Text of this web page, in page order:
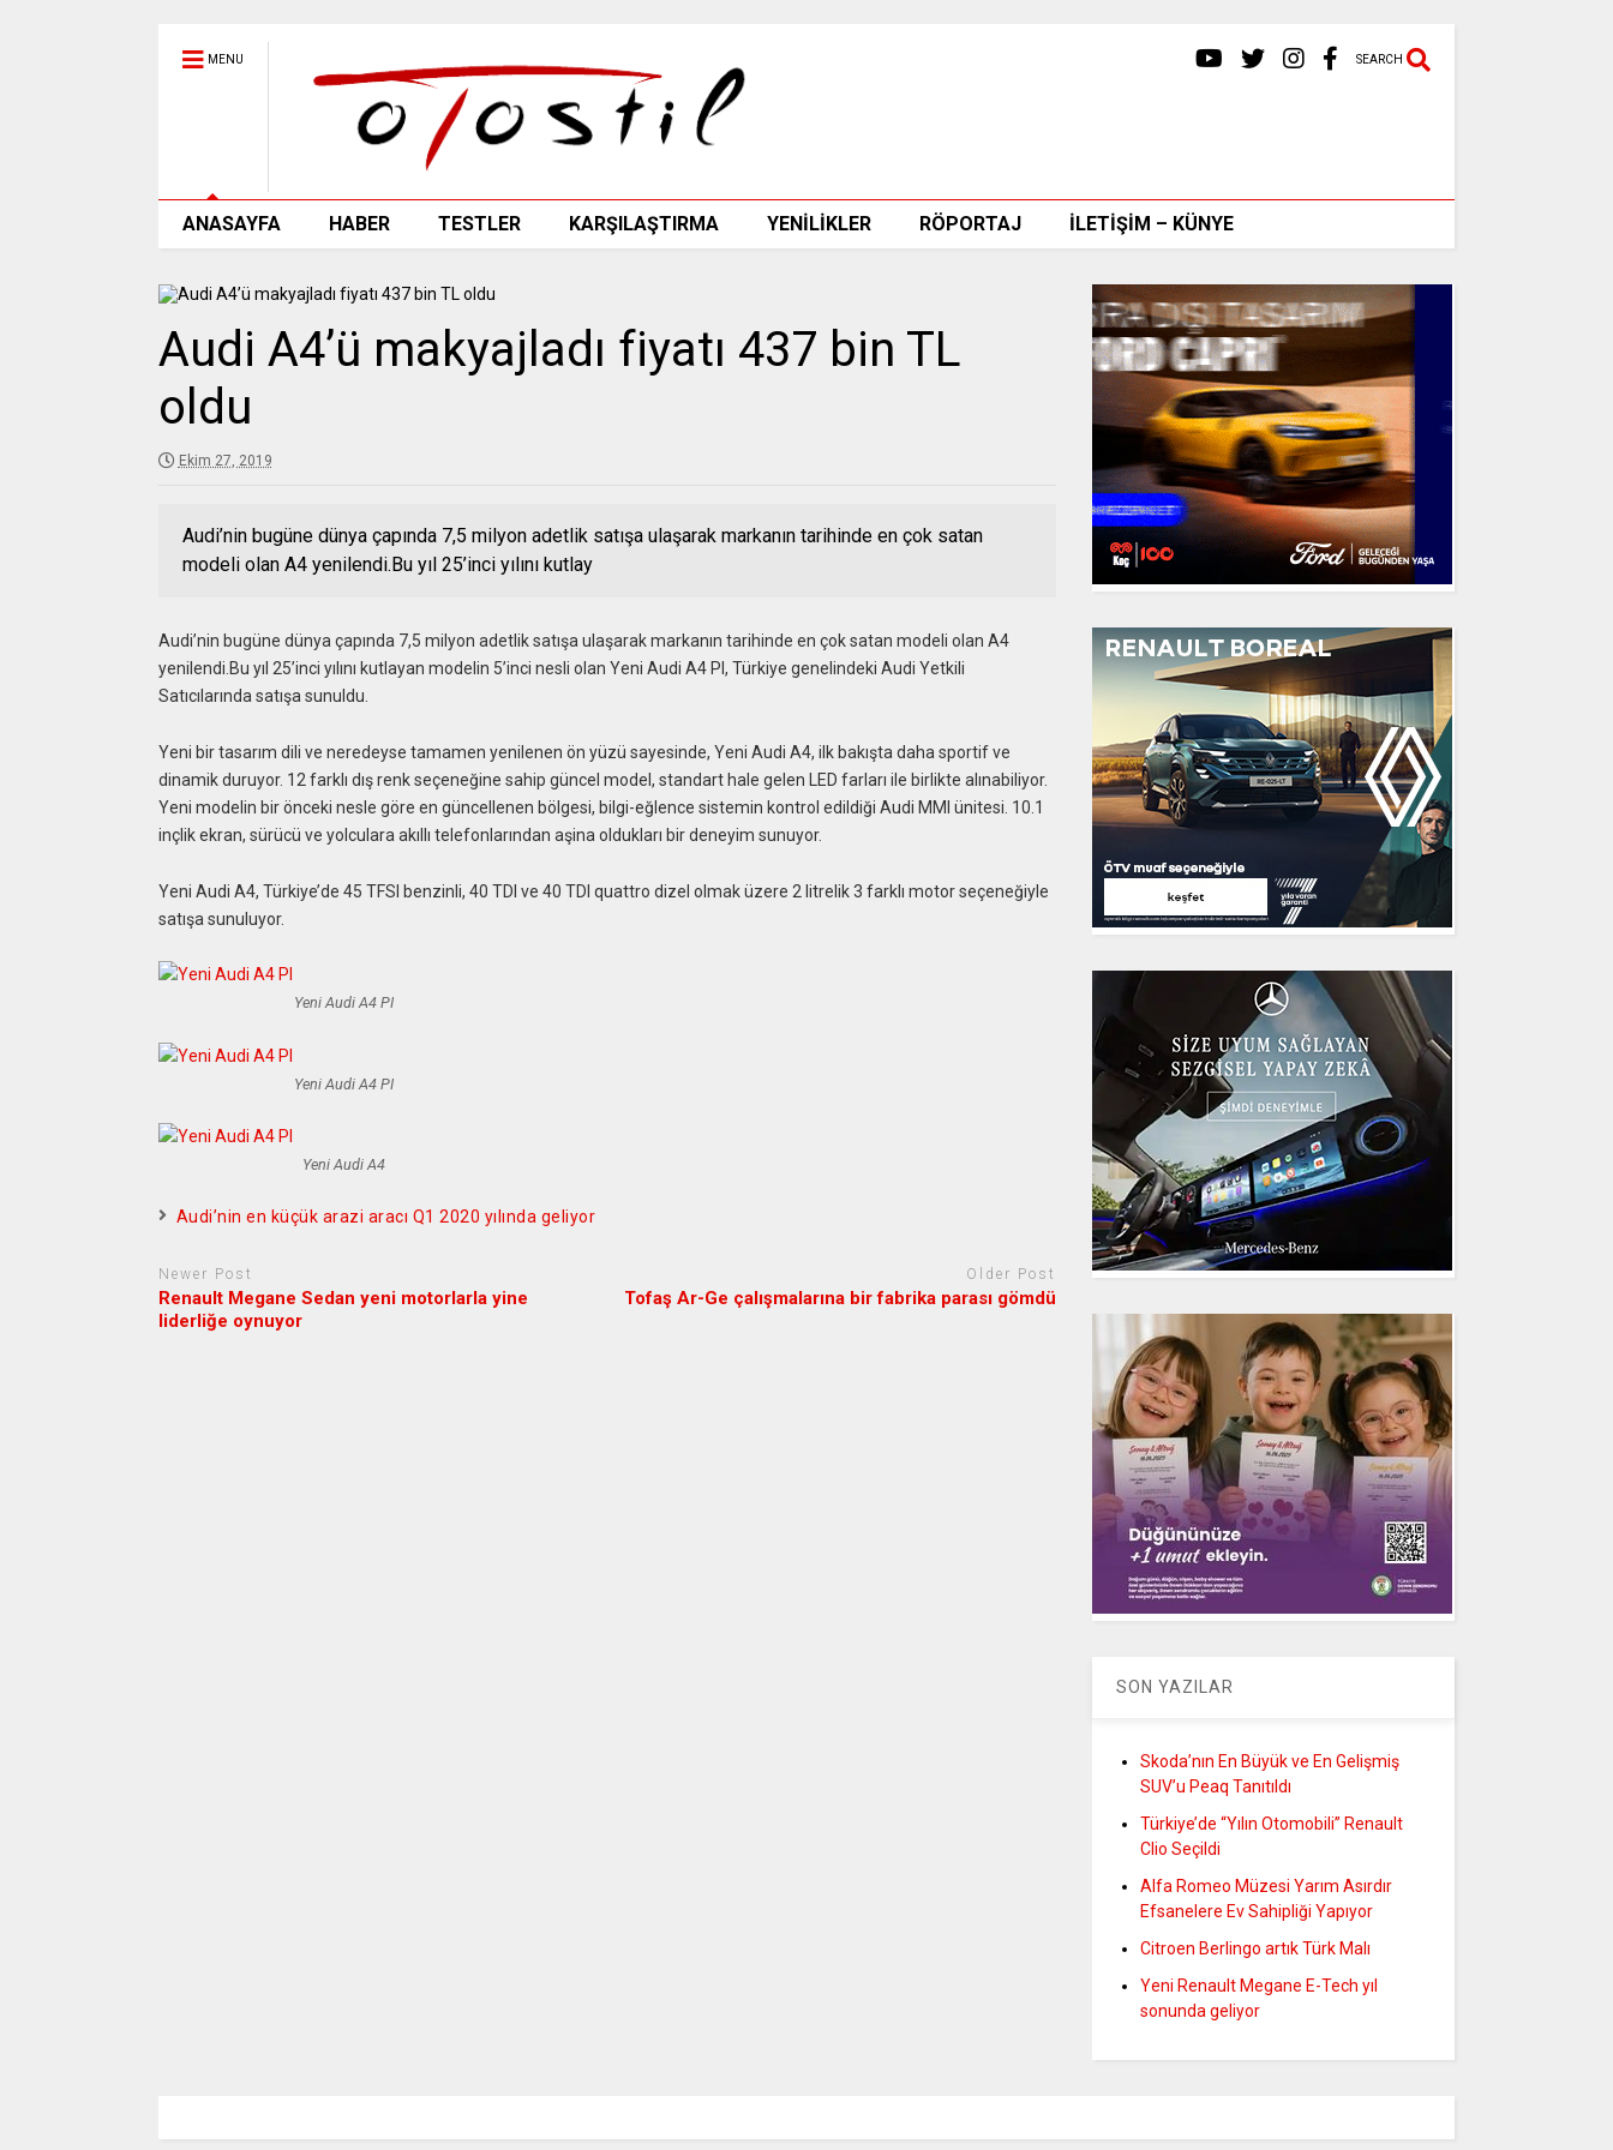
MENU SEARCH
ANASAYFA HABER TESTLER KARŞILAŞTIRMA YENİLİKLER RÖPORTAJ İLETİŞİM – KÜNYE
Audi A4’ü makyajladı fiyatı 437 bin TL
oldu
Ekim 27, 2019
Audi’nin bugüne dünya çapında 7,5 milyon adetlik satışa ulaşarak markanın tarihinde en çok satan
modeli olan A4 yenilendi.Bu yıl 25’inci yılını kutlay
Audi’nin bugüne dünya çapında 7,5 milyon adetlik satışa ulaşarak markanın tarihinde en çok satan modeli olan A4
yenilendi.Bu yıl 25’inci yılını kutlayan modelin 5’inci nesli olan Yeni Audi A4 PI, Türkiye genelindeki Audi Yetkili
Satıcılarında satışa sunuldu.
Yeni bir tasarım dili ve neredeyse tamamen yenilenen ön yüzü sayesinde, Yeni Audi A4, ilk bakışta daha sportif ve
dinamik duruyor. 12 farklı dış renk seçeneğine sahip güncel model, standart hale gelen LED farları ile birlikte alınabiliyor.
Yeni modelin bir önceki nesle göre en güncellenen bölgesi, bilgi-eğlence sistemin kontrol edildiği Audi MMI ünitesi. 10.1
inçlik ekran, sürücü ve yolculara akıllı telefonlarından aşina oldukları bir deneyim sunuyor.
Yeni Audi A4, Türkiye’de 45 TFSI benzinli, 40 TDI ve 40 TDI quattro dizel olmak üzere 2 litrelik 3 farklı motor seçeneğiyle
satışa sunuluyor.
Yeni Audi A4 PI
Yeni Audi A4 PI
Yeni Audi A4
Audi’nin en küçük arazi aracı Q1 2020 yılında geliyor
Newer Post
Renault Megane Sedan yeni motorlarla yine
liderliğe oynuyor
Older Post
Tofaş Ar-Ge çalışmalarına bir fabrika parası gömdü
SON YAZILAR
Skoda’nın En Büyük ve En Gelişmiş
SUV’u Peaq Tanıtıldı
Türkiye’de “Yılın Otomobili” Renault
Clio Seçildi
Alfa Romeo Müzesi Yarım Asırdır
Efsanelere Ev Sahipliği Yapıyor
Citroen Berlingo artık Türk Malı
Yeni Renault Megane E-Tech yıl
sonunda geliyor